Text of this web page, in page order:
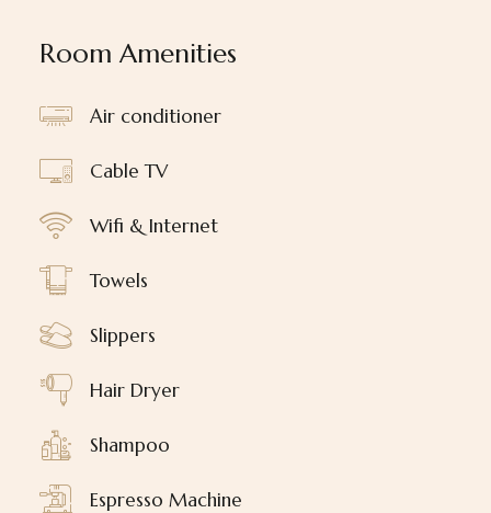
Room Amenities
Air conditioner
Cable TV
Wifi & Internet
Towels
Slippers
Hair Dryer
Shampoo
Espresso Machine